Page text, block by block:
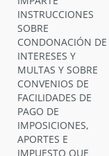
INSTRUCCIONES
SOBRE
CONDONACIÓN DE
INTERESES Y
MULTAS Y SOBRE
CONVENIOS DE
FACILIDADES DE
PAGO DE
IMPOSICIONES,
APORTES E
IMPUESTO QUE